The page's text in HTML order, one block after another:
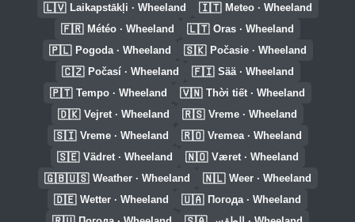
🇱🇻 Laikapstākļi · Wheeland 🇮🇹 Meteo · Wheeland
🇫🇷 Météo · Wheeland 🇱🇹 Oras · Wheeland
🇵🇱 Pogoda · Wheeland 🇸🇰 Počasie · Wheeland
🇨🇿 Počasí · Wheeland 🇫🇮 Sää · Wheeland
🇵🇹 Tempo · Wheeland 🇻🇳 Thời tiết · Wheeland
🇩🇰 Vejret · Wheeland 🇷🇸 Vreme · Wheeland
🇸🇮 Vreme · Wheeland 🇷🇴 Vremea · Wheeland
🇸🇪 Vädret · Wheeland 🇳🇴 Været · Wheeland
🇬🇧🇺🇸 Weather · Wheeland 🇳🇱 Weer · Wheeland
🇩🇪 Wetter · Wheeland 🇺🇦 Погода · Wheeland